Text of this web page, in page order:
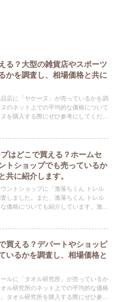
る？大型の雑貨店やスポーツ
かを調査し、相場価格と共に
店に「ヤケーヌ」が売っているかを調
のネット上での平均的な価格について
を購入する際にぜひ参考にしてくださ
はどこで買える？ホームセ
トショップでも売っているか
共に紹介します。
ントショップに「激落ちくん トレル
しました。また、激落ちくん トレル
価格についても紹介しています。激落
買える？デパートやショッピ
いるかを調査し、相場価格と
ルに「タオル研究所」が売っているか
ル研究所のネット上での平均的な価格
タオル研究所を購入する際にぜひ参考